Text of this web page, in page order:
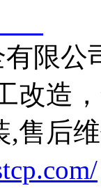
公
改造
,售后